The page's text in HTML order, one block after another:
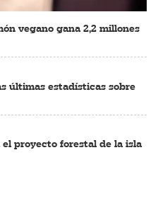
vegano gana 2,2 millones
últimas estadísticas sobre
proyecto forestal de la isla